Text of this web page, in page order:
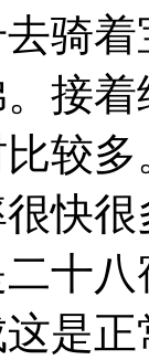
骑
接
较
快
十
是